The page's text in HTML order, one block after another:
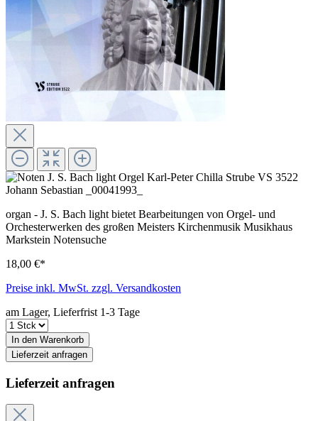
organ - J. S. Bach light bietet Bearbeitungen von Orgel- und
Orchesterwerken des großen Meisters Kirchenmusik Musikhaus
Markstein Notensuche
18,00 €*
Preise inkl. MwSt. zzgl. Versandkosten
am Lager, Lieferfrist 1-3 Tage
In den Warenkorb
Lieferzeit anfragen
Lieferzeit anfragen